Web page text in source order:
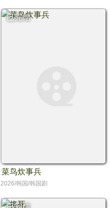
已完结
菜鸟炊事兵
2026/韩国/韩国剧